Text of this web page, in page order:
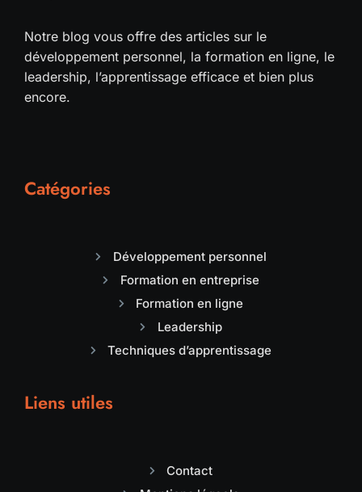
Notre blog vous offre des articles sur le
développement personnel, la formation en ligne, le
leadership, l’apprentissage efficace et bien plus
encore.
Catégories
Développement personnel
Formation en entreprise
Formation en ligne
Leadership
Techniques d’apprentissage
Liens utiles
Contact